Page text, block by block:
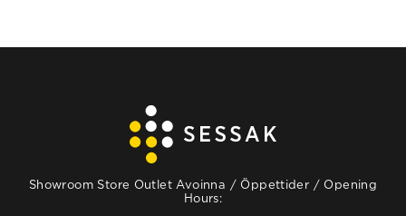
Showroom Store Outlet Avoinna / Öppettider / Opening
Hours: